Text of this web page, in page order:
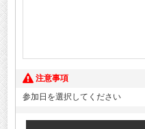
注意事項
参加日を選択してください